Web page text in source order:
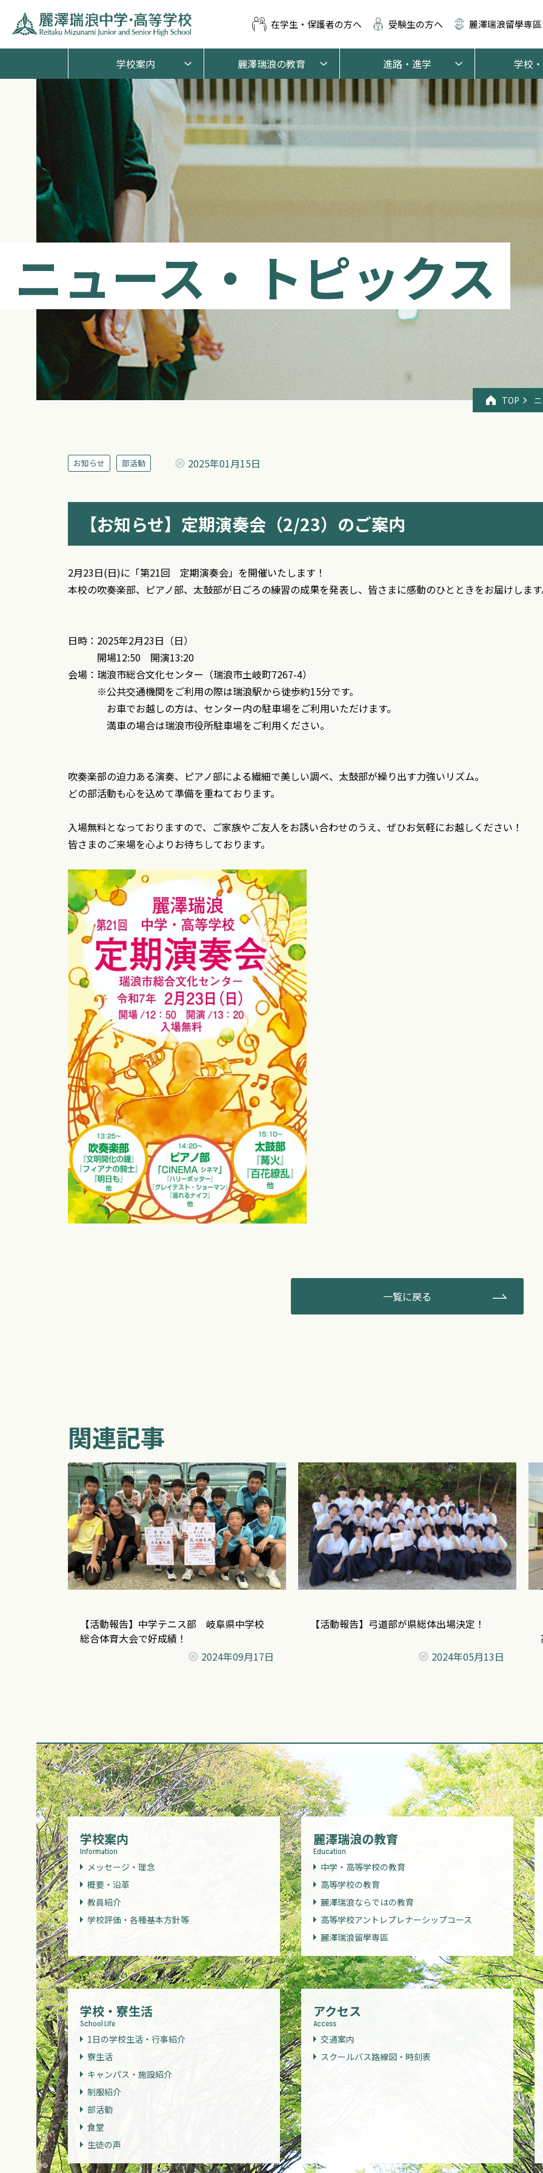
在学生・保護者の方へ 受験生の方へ 麗澤瑞浪留學専區
学校案内 麗澤瑞浪の教育 進路・進学 学校
ニュース・トピックス
TOP
お知らせ 部活動 2025年01月15日
【お知らせ】定期演奏会（2/23）のご案内
2月23日(日)に「第21回 定期演奏会」を開催いたします！
本校の吹奏楽部、ピアノ部、太鼓部が日ごろの練習の成果を発表し、 皆さまに感動のひとときをお届けしま
日時：2025年2月23日（日）
開場12:50 開演13:20
会場：瑞浪市総合文化センター（瑞浪市土岐町7267-4）
※公共交通機関をご利用の際は瑞浪駅から徒歩約15分です。
お車でお越しの方は、センター内の駐車場をご利用いただけます。
満車の場合は瑞浪市役所駐車場をご利用ください。
吹奏楽部の迫力ある演奏、ピアノ部による繊細で美しい調べ、 太鼓部が繰り出す力強いリズム。
どの部活動も心を込めて準備を重ねております。
入場無料となっておりますので、 ご家族やご友人をお誘い合わせのうえ、 ぜひお気軽にお越しください！
皆さまのご来場を心よりお待ちしております。
一覧に戻る
関連記事
【活動報告】中学テニス部 岐阜県中学校
総合体育大会で好成績！
2024年09月17日
【活動報告】弓道部が県総体出場決定！
2024年05月13日
学校案内
Information
メッセージ・理念
概要・沿革
教員紹介
学校評価・各種基本方針等
麗澤瑞浪の教育
Education
中学・高等学校の教育
高等学校の教育
麗澤瑞浪ならではの教育
高等学校アントレプレナーシップコース
麗澤瑞浪留學専區
学校・寮生活
School Life
1日の学校生活・行事紹介
寮生活
キャンパス・施設紹介
制服紹介
部活動
食堂
生徒の声
アクセス
Access
交通案内
スクールバス路線図・時刻表